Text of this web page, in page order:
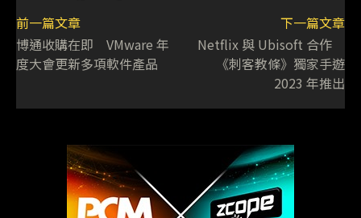
前一篇文章
博通收購在即 VMware 年
度大會更新多項軟件產品
下一篇文章
Netflix 與 Ubisoft 合作
《刺客教條》獨家手遊
2023 年推出